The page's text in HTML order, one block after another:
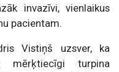
invazīvi, vienlaikus
pacientam.
Vistiņš uzsver, ka
mērķtiecīgi turpina